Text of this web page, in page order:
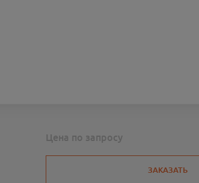
Цена по запросу
ЗАКАЗАТЬ